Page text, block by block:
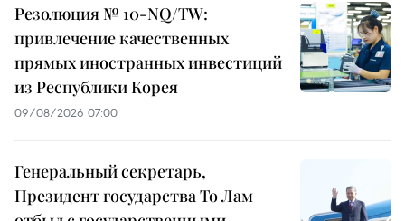
Резолюция № 10-NQ/TW:
привлечение качественных
прямых иностранных инвестиций
из Республики Корея
09/08/2026 07:00
Генеральный секретарь,
Президент государства То Лам